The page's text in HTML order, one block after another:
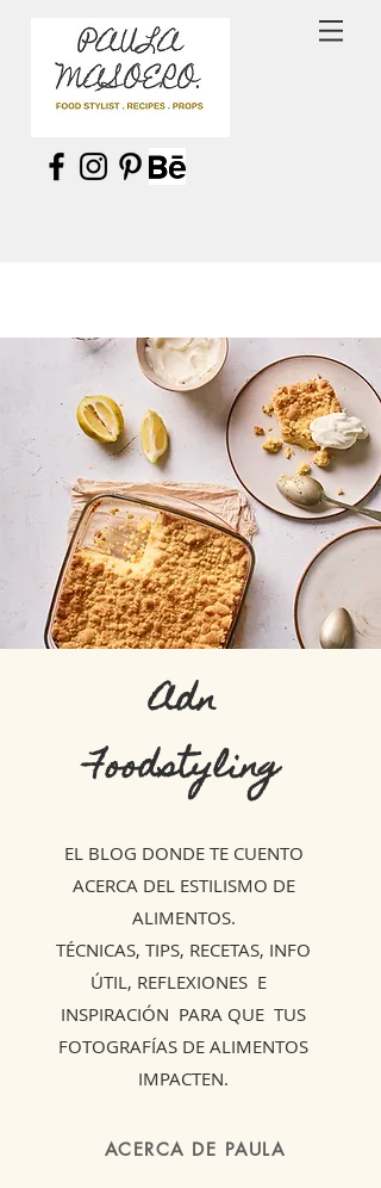
Adn
Foodstyling
EL BLOG DONDE TE CUENTO
ACERCA DEL ESTILISMO DE
ALIMENTOS.
TÉCNICAS, TIPS, RECETAS, INFO
ÚTIL, REFLEXIONES E
INSPIRACIÓN PARA QUE TUS
FOTOGRAFÍAS DE ALIMENTOS
IMPACTEN.
ACERCA DE PAULA